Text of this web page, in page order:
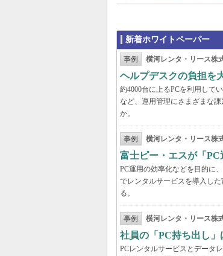
新着ホワイトペーパー
事例 横河レンタ・リース株
ヘルプデスクの負担を
約4000台に上るPCを利用して
など、運用管理にさまざまな
か。
事例 横河レンタ・リース株
富士ピー・エスが「
PC運用の効率化などを目的に
でレンタルサービスを導入し
る。
事例 横河レンタ・リース株
社員の「PC持ち出し
PCレンタルサービスとデータ